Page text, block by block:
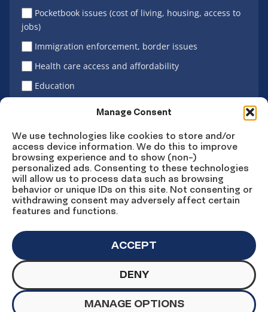
Manage Consent
We use technologies like cookies to store and/or
access device information. We do this to improve
browsing experience and to show (non-)
personalized ads. Consenting to these technologies
will allow us to process data such as browsing
behavior or unique IDs on this site. Not consenting or
withdrawing consent may adversely affect certain
features and functions.
ACCEPT
DENY
MANAGE OPTIONS
Pocketbook issues (cost of living, housing, access to
jobs)
Immigration enforcement, border issues
Health care access and affordability
Education
Sign Up
Connect
Facebook
Connect
Instagram
Connect
LinkedIn
ConnectConnect
YouTube
© Copyright UnidosUS 2026. All rights reserved.
PRIVACY POLICY
MACHINE READABLE FILES
COOKIE PREFERENCES